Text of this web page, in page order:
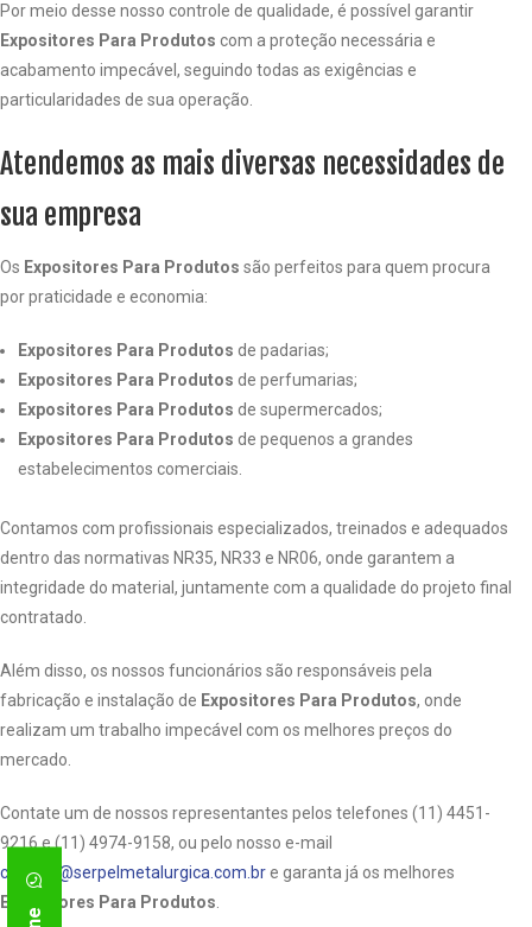
Por meio desse nosso controle de qualidade, é possível garantir
Expositores Para Produtos com a proteção necessária e
acabamento impecável, seguindo todas as exigências e
particularidades de sua operação.
Atendemos as mais diversas necessidades de
sua empresa
Os Expositores Para Produtos são perfeitos para quem procura
por praticidade e economia:
Expositores Para Produtos de padarias;
Expositores Para Produtos de perfumarias;
Expositores Para Produtos de supermercados;
Expositores Para Produtos de pequenos a grandes
estabelecimentos comerciais.
Contamos com profissionais especializados, treinados e adequados
dentro das normativas NR35, NR33 e NR06, onde garantem a
integridade do material, juntamente com a qualidade do projeto final
contratado.
Além disso, os nossos funcionários são responsáveis pela
fabricação e instalação de Expositores Para Produtos, onde
realizam um trabalho impecável com os melhores preços do
mercado.
Contate um de nossos representantes pelos telefones (11) 4451-
9216 e (11) 4974-9158, ou pelo nosso e-mail
contato@serpelmetalurgica.com.bre garanta já os melhores
Expositores Para Produtos